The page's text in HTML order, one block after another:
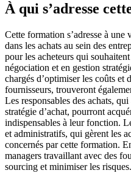
À qui s’adresse
Cette formation s’adresse à
dans les achats au sein des
pour les acheteurs qui
négociation et en gestion
chargés d’optimiser les coûts et
fournisseurs, trouveront
Les responsables des achats,
stratégie d’achat, pourront
indispensables à leur fonction.
et administratifs, qui gèrent les
concernés par cette formation.
managers travaillant avec des
sourcing et minimiser les risques.